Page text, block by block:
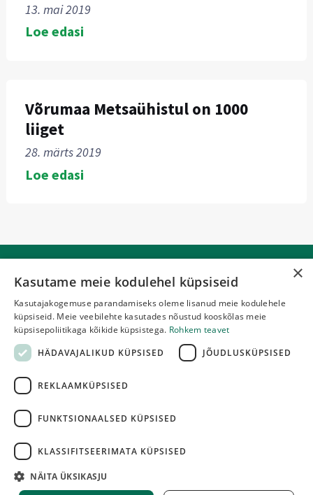
13. mai 2019
Loe edasi
Võrumaa Metsaühistul on 1000
liiget
28. märts 2019
Loe edasi
Võrumaa Metsaühistu MTÜ
Pikk 4, Võru
+372 522 9424
JÄLGI MEID SOTSIAALMEEDIAS
×
Kasutame meie kodulehel küpsiseid
Kasutajakogemuse parandamiseks oleme lisanud meie kodulehele
küpsiseid. Meie veebilehte kasutades nõustud kooskõlas meie
küpsisepoliitikaga kõikide küpsistega. Rohkem teavet
HÄDAVAJALIKUD KÜPSISED
JÕUDLUSKÜPSISED
REKLAAMKÜPSISED
FUNKTSIONAALSED KÜPSISED
KLASSIFITSEERIMATA KÜPSISED
NÄITA ÜKSIKASJU